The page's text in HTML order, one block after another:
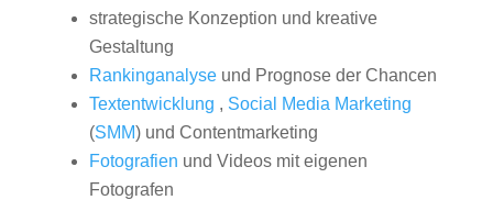
strategische Konzeption und kreative
Gestaltung
Rankinganalyseund Prognose der Chancen
Textentwicklung , Social Media Marketing
(SMM) und Contentmarketing
Fotografien und Videos mit eigenen
Fotografen